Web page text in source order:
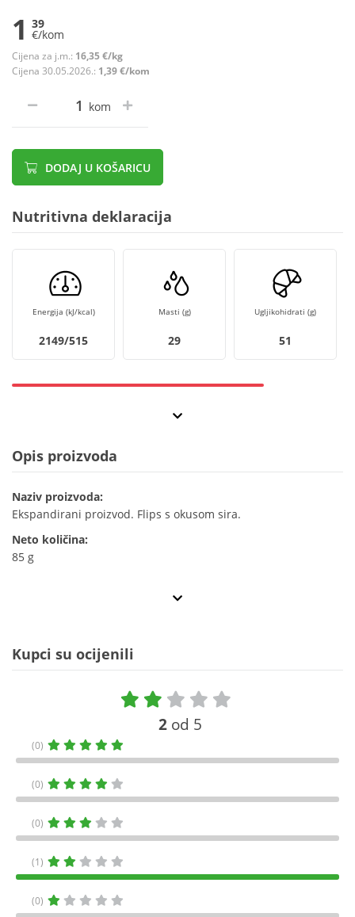
1 39
€/kom
Cijena za j.m.: 16,35 €/kg
Cijena 30.05.2026.: 1,39 €/kom
kom
DODAJ U KOŠARICU
Nutritivna deklaracija
Energija (kJ/kcal)
2149/515
Masti (g)
29
Ugljikohidrati (g)
51
Opis proizvoda
Naziv proizvoda:
Ekspandirani proizvod. Flips s okusom sira.
Neto količina:
85 g
Kupci su ocijenili
2 od 5
(0)
(0)
(0)
(1)
(0)